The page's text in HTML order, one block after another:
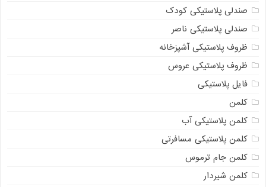
صندلی پلاستیکی کودک
صندلی پلاستیکی ناصر
ظروف پلاستیکی آشپزخانه
ظروف پلاستیکی عروس
فایل پلاستیکی
کلمن
کلمن پلاستیکی آب
کلمن پلاستیکی مسافرتی
کلمن جام ترموس
کلمن شیردار